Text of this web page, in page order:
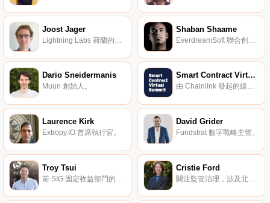
Joost Jager Shaban Shaame
Dario Sneidermanis
Muun 創始人。
Smart Contract Virtual Summit
由 Chainlink 發起的線上峰會。
Laurence Kirk
Extropy.IO 首席執行官。
David Grider
Fundstrat 數字戰略主管。
Troy Tsui Cristie Ford